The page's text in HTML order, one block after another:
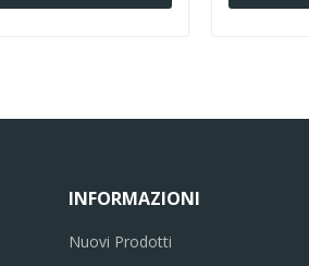
INFORMAZIONI
Nuovi Prodotti